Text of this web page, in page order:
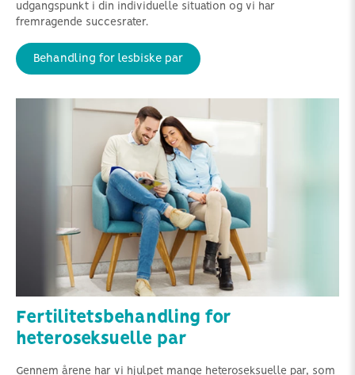
udgangspunkt i din individuelle situation og vi har
fremragende succesrater.
Behandling for lesbiske par
Fertilitetsbehandling for
heteroseksuelle par
Gennem årene har vi hjulpet mange heteroseksuelle par, som